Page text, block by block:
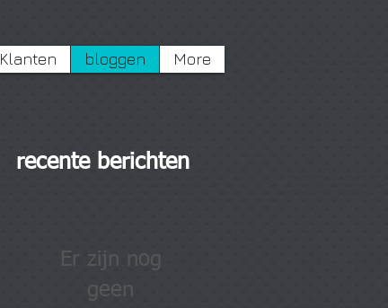
Klanten bloggen More
recente berichten
Er zijn nog
geen